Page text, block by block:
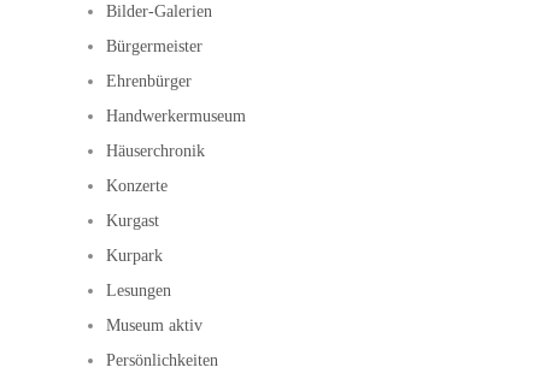
Bilder-Galerien
Bürgermeister
Ehrenbürger
Handwerkermuseum
Häuserchronik
Konzerte
Kurgast
Kurpark
Lesungen
Museum aktiv
Persönlichkeiten